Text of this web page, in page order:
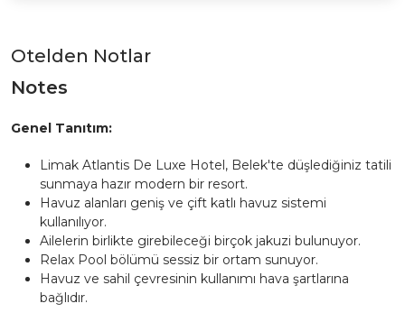
Otelden Notlar
Notes
Genel Tanıtım:
Limak Atlantis De Luxe Hotel, Belek'te düşlediğiniz tatili
sunmaya hazır modern bir resort.
Havuz alanları geniş ve çift katlı havuz sistemi
kullanılıyor.
Ailelerin birlikte girebileceği birçok jakuzi bulunuyor.
Relax Pool bölümü sessiz bir ortam sunuyor.
Havuz ve sahil çevresinin kullanımı hava şartlarına
bağlıdır.